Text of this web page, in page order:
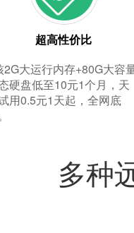
超高性价比
2G大运行内存+80G大容
硬盘低至10元1个月，天
用0.5元1天起，全网底
多种